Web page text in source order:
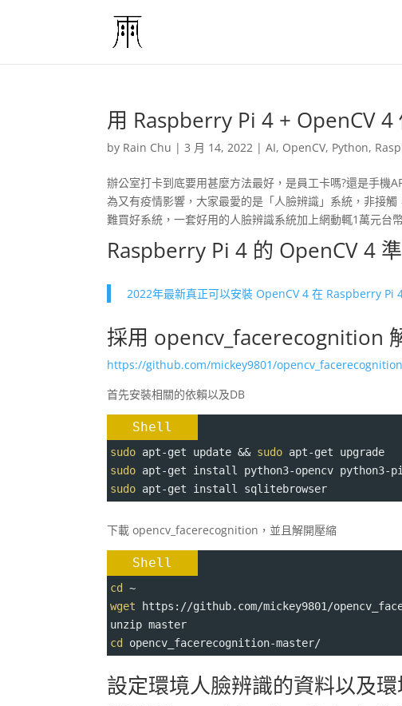
用 Raspberry Pi 4 + OpenCV
by Rain Chu |3 月 14, 2022 |AI, OpenCV, Python,
辦公室打卡到底要用甚麼方法最好，是員工卡嗎?還是手機
為又有疫情影響，大家最愛的是「人臉辨識」系統，非接
難買好系統，一套好用的人臉辨識系統加上網動輒1萬元台
Raspberry Pi 4 的 OpenCV 4
2022年最新真正可以安裝 OpenCV 4 在 Raspberry Pi
採用 opencv_facerecognition
https://github.com/mickey9801/opencv_facerecognition
首先安裝相關的依賴以及DB
Shell
sudo apt-get update && sudo apt-get upgrade
sudo apt-get install python3-opencv python3-
sudo apt-get install sqlitebrowser
下載 opencv_facerecognition，並且解開壓縮
Shell
cd
~
wget https://github.com/mickey9801/
unzip master
cd
opencv_facerecognition-master/
設定環境人臉辨識的資料以及環